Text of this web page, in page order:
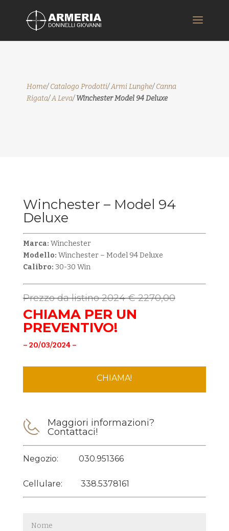
Home/Catalogo Prodotti/Armi Lunghe/Canna
Rigata/A Leva/Winchester Model 94 Deluxe
Winchester – Model 94
Deluxe
Marca: Winchester
Modello: Winchester – Model 94 Deluxe
Calibro: 30-30 Win
Prezzo da listino 2024 € 2270,00
CHIAMA PER UN
PREVENTIVO!
– 20/03/2024 –
CHIAMA!
Maggiori informazioni?
Contattaci!
Negozio: 030.951366
Cellulare: 338.5378161